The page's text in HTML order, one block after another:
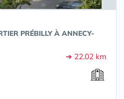
PRÉBILLY À ANNECY-
➔ 22.02 km